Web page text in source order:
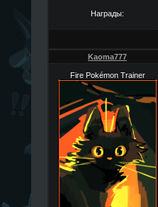
Награды:
Kaoma777
Fire Pokémon Trainer